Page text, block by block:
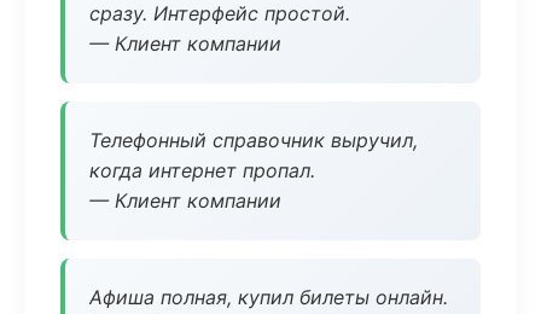
сразу. Интерфейс простой.
— Клиент компании
Телефонный справочник выручил,
когда интернет пропал.
— Клиент компании
Афиша полная, купил билеты онлайн.